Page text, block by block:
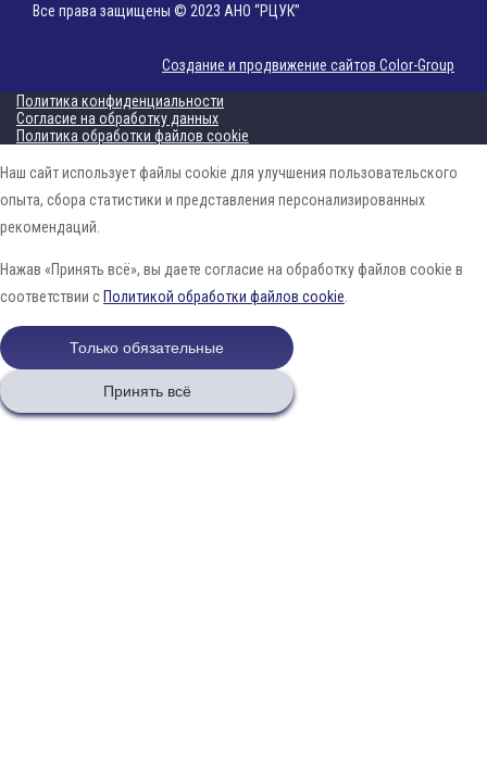
Все права защищены © 2023 АНО “РЦУК”
Создание и продвижение сайтов Color-Group
Политика конфиденциальности
Согласие на обработку данных
Политика обработки файлов cookie
Наш сайт использует файлы cookie для улучшения пользовательского
опыта, сбора статистики и представления персонализированных
рекомендаций.
Нажав «Принять всё», вы даете согласие на обработку файлов cookie в
соответствии с Политикой обработки файлов cookie
Только обязательные
Принять всё